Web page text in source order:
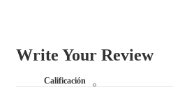
Write Your Review
Calificación